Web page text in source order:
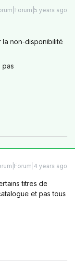
years ago
la non-disponibilité
pas
years ago
titres de
et pas tous